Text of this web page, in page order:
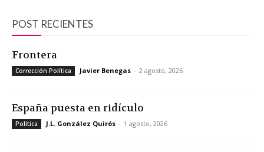
POST RECIENTES
Frontera
Corrección Política Javier Benegas - 2 agosto, 2026
España puesta en ridículo
Política J.L. González Quirós - 1 agosto, 2026